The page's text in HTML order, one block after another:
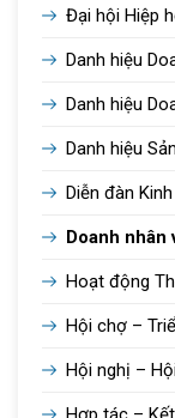
Đại hội Hiệp
Danh hiệu
Danh hiệu
Danh hiệu
Diễn đàn
Doanh nhân
Hoạt động
Hội chợ –
Hội nghị –